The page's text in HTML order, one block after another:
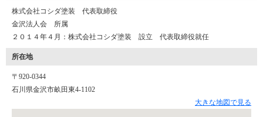
株式会社コシダ塗装 代表取締役
金沢法人会 所属
２０１４年４月：株式会社コシダ塗装 設立 代表取締役就任
所在地
〒920-0344
石川県金沢市畝田東4-1102
大きな地図で見る